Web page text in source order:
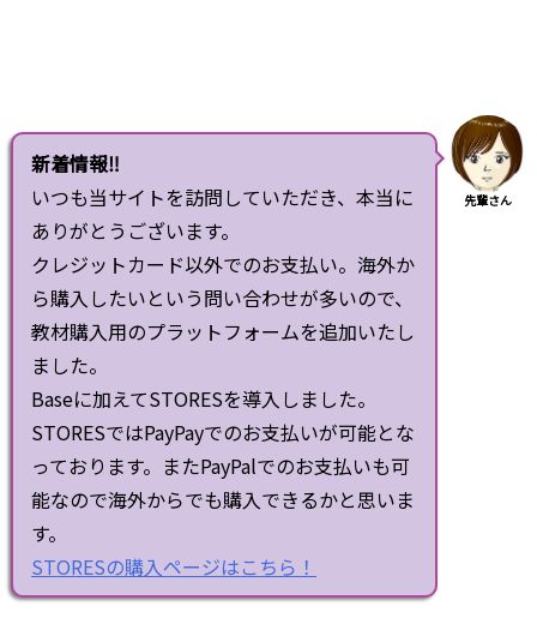
新着情報‼
いつも当サイトを訪問していただき、本当に
ありがとうございます。
クレジットカード以外でのお支払い。海外か
ら購入したいという問い合わせが多いので、
教材購入用のプラットフォームを追加いたし
ました。
Baseに加えてSTORESを導入しました。
STORESではPayPayでのお支払いが可能とな
っております。またPayPalでのお支払いも可
能なので海外からでも購入できるかと思いま
す。
STORESの購入ページはこちら！
先輩さん